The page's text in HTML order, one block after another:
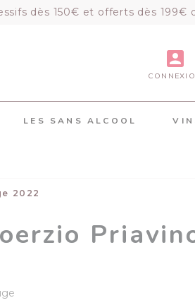
dès 150€ et offerts dès 199€
VOIR LE PANIER
LES SANS ALCOOL
2022